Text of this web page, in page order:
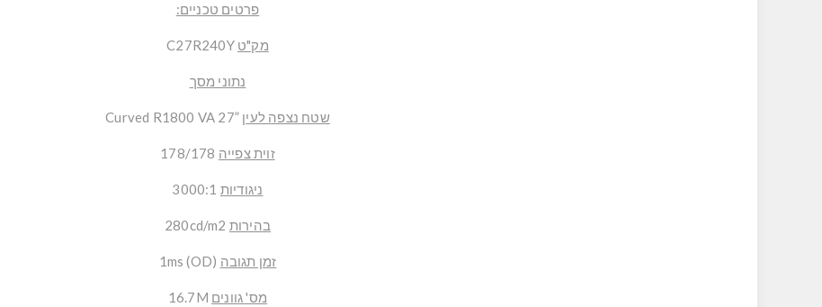
פרטים טכניים:
מק"ט C27R240Y
נתוני מסך
שטח נצפה לעין ”27 Curved R1800 VA
זוית צפייה 178/178
ניגודיות 3000:1
בהירות 280cd/m2
זמן תגובה 1ms (OD)
מס' גוונים 16.7M